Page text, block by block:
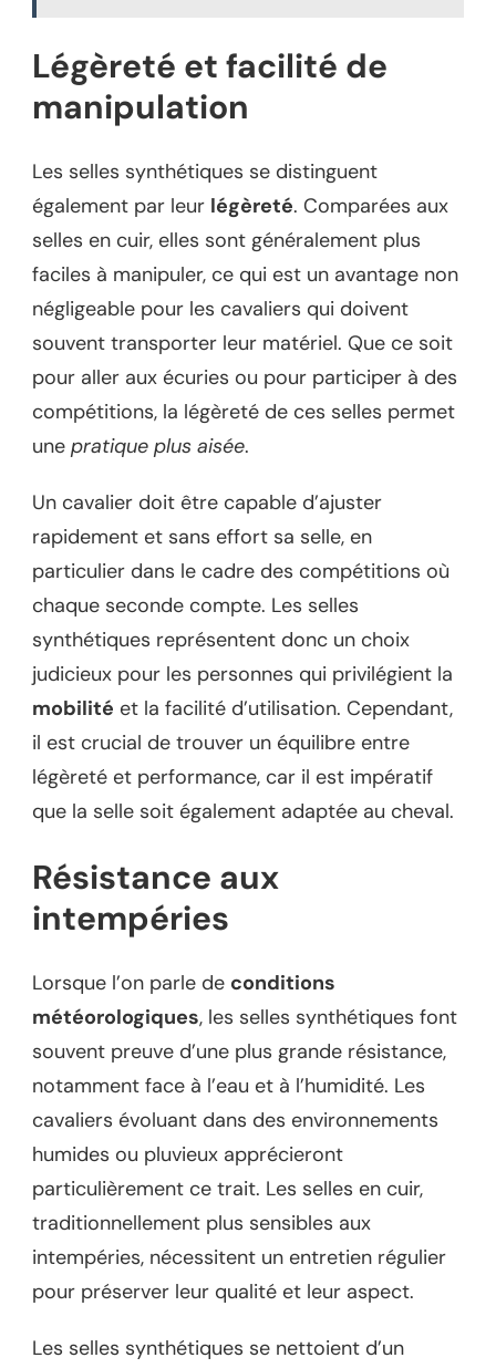
Légèreté et facilité de
manipulation
Les selles synthétiques se distinguent
également par leur légèreté. Comparées aux
selles en cuir, elles sont généralement plus
faciles à manipuler, ce qui est un avantage non
négligeable pour les cavaliers qui doivent
souvent transporter leur matériel. Que ce soit
pour aller aux écuries ou pour participer à des
compétitions, la légèreté de ces selles permet
une pratique plus aisée.
Un cavalier doit être capable d’ajuster
rapidement et sans effort sa selle, en
particulier dans le cadre des compétitions où
chaque seconde compte. Les selles
synthétiques représentent donc un choix
judicieux pour les personnes qui privilégient la
mobilité et la facilité d’utilisation. Cependant,
il est crucial de trouver un équilibre entre
légèreté et performance, car il est impératif
que la selle soit également adaptée au cheval.
Résistance aux
intempéries
Lorsque l’on parle de conditions
météorologiques, les selles synthétiques font
souvent preuve d’une plus grande résistance,
notamment face à l’eau et à l’humidité. Les
cavaliers évoluant dans des environnements
humides ou pluvieux apprécieront
particulièrement ce trait. Les selles en cuir,
traditionnellement plus sensibles aux
intempéries, nécessitent un entretien régulier
pour préserver leur qualité et leur aspect.
Les selles synthétiques se nettoient d’un